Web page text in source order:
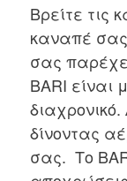
Βρείτε τις
καναπέ σας
σας
BARI είναι
διαχρονικό.
δίνοντας
σας. Το